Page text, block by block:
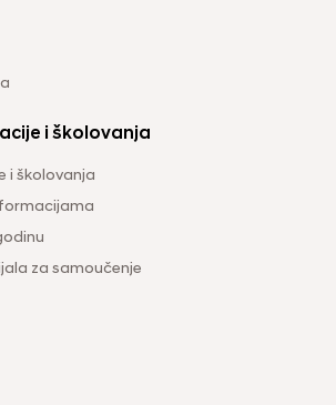
i školovanja
i školovanja
za samoučenje